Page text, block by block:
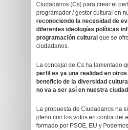
Ciudadanos (Cs) para crear el
programador / gestor cultural en
reconociendo la necesidad de
diferentes ideologías políticas
programación cultural que se
ciudadanos.
La concejal de Cs ha lamentado
perfil es ya una realidad en
beneficio de la diversidad
no va a ser así en nuestra ciudad
La propuesta de Ciudadanos ha
pleno con los votos en contra del
formado por PSOE, EU y